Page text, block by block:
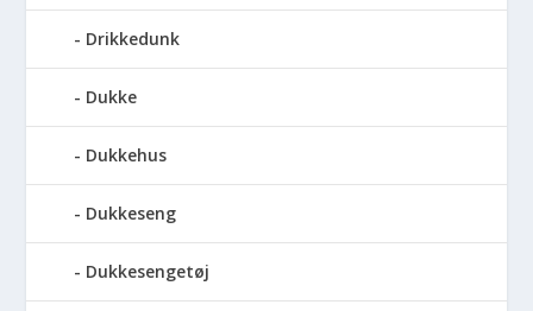
Drikkedunk
Dukke
Dukkehus
Dukkeseng
Dukkesengetøj